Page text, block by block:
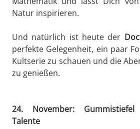
Natur inspirieren.
Und natürlich ist heute der
perfekte Gelegenheit, ein paar
Kultserie zu schauen und die
zu genießen.
24. November:
Talente